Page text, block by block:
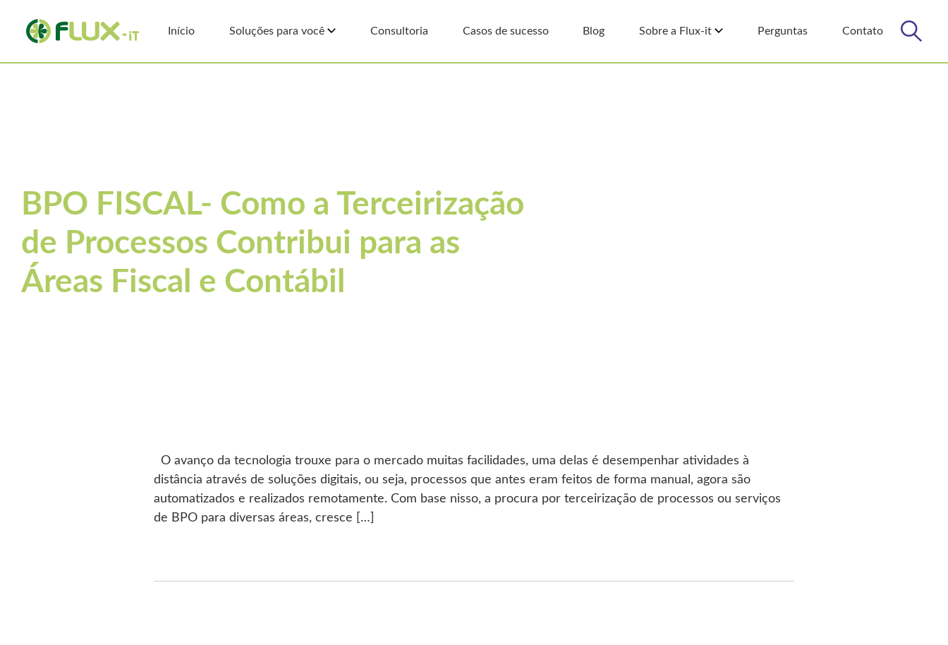
Início Soluções para você Consultoria Casos de sucesso Blog Sobre a Flux-it Perguntas Contato
BPO FISCAL- Como a Terceirização
de Processos Contribui para as
Áreas Fiscal e Contábil
O avanço da tecnologia trouxe para o mercado muitas facilidades, uma delas é desempenhar atividades à
distância através de soluções digitais, ou seja, processos que antes eram feitos de forma manual, agora são
automatizados e realizados remotamente. Com base nisso, a procura por terceirização de processos ou serviços
de BPO para diversas áreas, cresce […]